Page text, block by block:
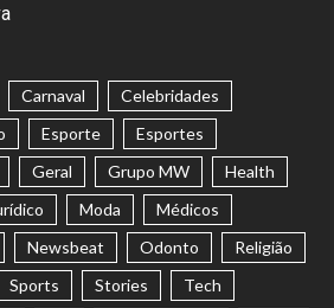
Carnaval
Celebridades
Esporte
Esportes
Geral Grupo MW
Health
Moda
Médicos
Newsbeat Odonto
Religião
Sports Stories
Tech